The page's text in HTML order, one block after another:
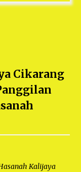
Cikarang
Kalijaya